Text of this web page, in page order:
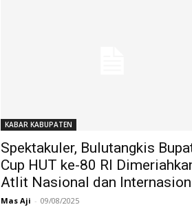
KABAR KABUPATEN
Spektakuler, Bulutangkis
Cup HUT ke-80 RI
Atlit Nasional dan
Mas Aji - 09/08/2025